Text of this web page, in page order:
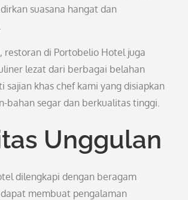
suasana hangat dan
restoran di Portobelio Hotel juga
lezat dari berbagai belahan
sajian khas chef kami yang disiapkan
bahan segar dan berkualitas tinggi.
Unggulan
dilengkapi dengan beragam
membuat pengalaman